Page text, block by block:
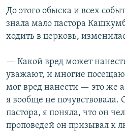
До этого обыска и всех
знала мало пастора
ходить в церковь,
— Какой вред может
уважают, и многие
мог вред нанести — это же
я вообще не почувствовала.
пастора, я поняла, что он
проповедей он призывал к